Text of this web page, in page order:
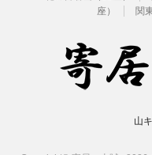
座）
関
山